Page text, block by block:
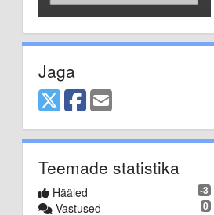
Jaga
Teemade statistika
-3
Hääled
0
Vastused